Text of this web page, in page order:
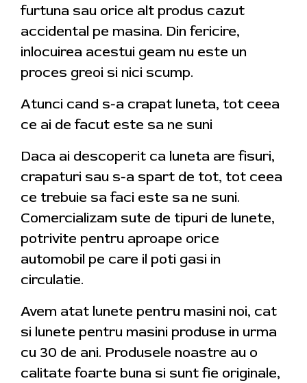
furtuna sau orice alt produs cazut
accidental pe masina. Din fericire,
inlocuirea acestui geam nu este un
proces greoi si nici scump.
Atunci cand s-a crapat luneta, tot ceea
ce ai de facut este sa ne suni
Daca ai descoperit ca luneta are fisuri,
crapaturi sau s-a spart de tot, tot ceea
ce trebuie sa faci este sa ne suni.
Comercializam sute de tipuri de lunete,
potrivite pentru aproape orice
automobil pe care il poti gasi in
circulatie.
Avem atat lunete pentru masini noi, cat
si lunete pentru masini produse in urma
cu 30 de ani. Produsele noastre au o
calitate foarte buna si sunt fie originale,